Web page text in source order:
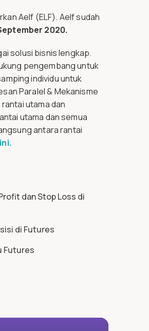
Aelf (ELF). Aelf sudah
2020.
solusi bisnis lengkap.
pengembang untuk
individu untuk
Paralel & Mekanisme
utama dan
utama dan semua
antara rantai
dan Stop Loss di
di Futures
Futures